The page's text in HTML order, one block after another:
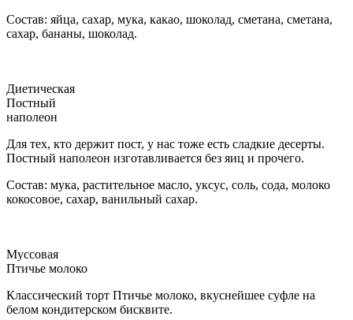
Состав: яйца, сахар, мука, какао, шоколад, сметана, сметана,
сахар, бананы, шоколад.
Диетическая
Постный
наполеон
Для тех, кто держит пост, у нас тоже есть сладкие десерты.
Постный наполеон изготавливается без яиц и прочего.
Состав: мука, растительное масло, уксус, соль, сода, молоко
кокосовое, сахар, ванильный сахар.
Муссовая
Птичье молоко
Классический торт Птичье молоко, вкуснейшее суфле на
белом кондитерском бисквите.